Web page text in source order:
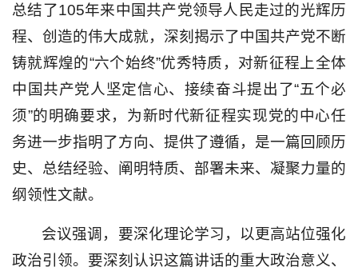
总结了105年来中国共产党领导人民走过的光辉历
程、创造的伟大成就，深刻揭示了中国共产党不断
铸就辉煌的“六个始终”优秀特质，对新征程上全体
中国共产党人坚定信心、接续奋斗提出了“五个必
须”的明确要求，为新时代新征程实现党的中心任
务进一步指明了方向、提供了遵循，是一篇回顾历
史、总结经验、阐明特质、部署未来、凝聚力量的
纲领性文献。
会议强调，要深化理论学习，以更高站位强化
政治引领。要深刻认识这篇讲话的重大政治意义、